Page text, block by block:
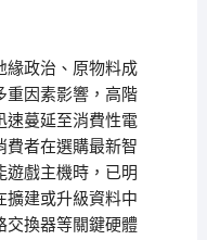
緣政治、原物料成
重因素影響，高階
速蔓延至消費性電
費者在選購最新智
遊戲主機時，已明
擴建或升級資料中
交換器等關鍵硬體